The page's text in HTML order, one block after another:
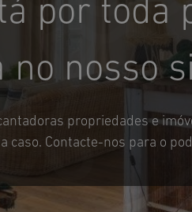
por toda
no nosso
propriedades e
caso. Contacte-nos para o